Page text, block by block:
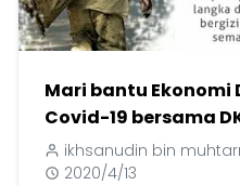
Mari bantu
Covid-19 bersama
ikhsanudin bin
2020/4/13